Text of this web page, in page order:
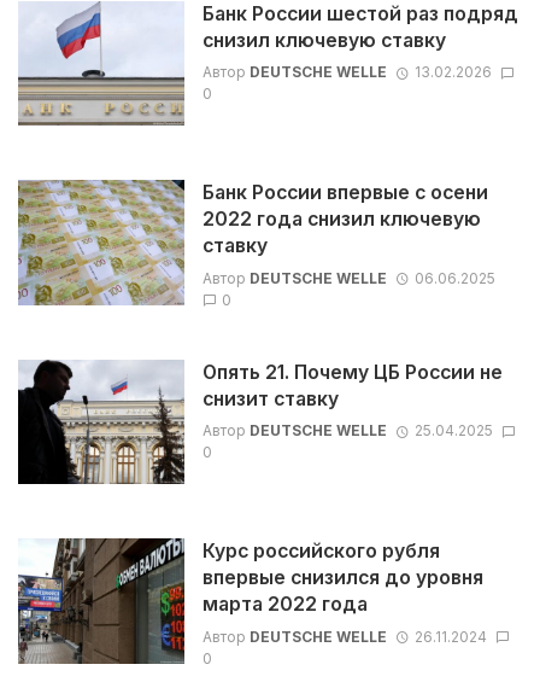
Банк России шестой раз подряд
снизил ключевую ставку
Автор DEUTSCHE WELLE
13.02.2026
0
Банк России впервые с осени
2022 года снизил ключевую
ставку
Автор DEUTSCHE WELLE
06.06.2025
0
Опять 21. Почему ЦБ России не
снизит ставку
Автор DEUTSCHE WELLE
25.04.2025
0
Курс российского рубля
впервые снизился до уровня
марта 2022 года
Автор DEUTSCHE WELLE
26.11.2024
0